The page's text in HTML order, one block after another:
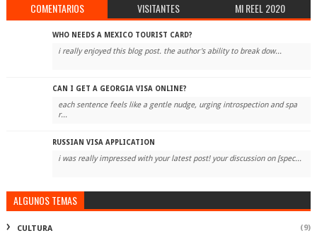
COMENTARIOS VISITANTES MI REEL 2020
WHO NEEDS A MEXICO TOURIST CARD?
i really enjoyed this blog post. the author's ability to break dow...
CAN I GET A GEORGIA VISA ONLINE?
each sentence feels like a gentle nudge, urging introspection and spa
r...
RUSSIAN VISA APPLICATION
i was really impressed with your latest post! your discussion on [spec...
ALGUNOS TEMAS
CULTURA (9)